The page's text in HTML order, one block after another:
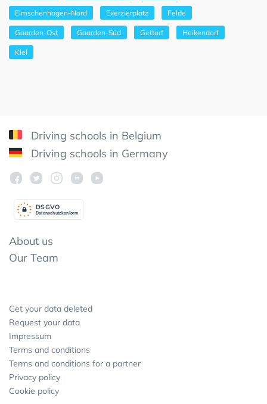
Elmschenhagen-Nord Exerzierplatz Felde
Gaarden-Ost Gaarden-Süd Gettorf Heikendorf
Kiel
Driving schools in Belgium
Driving schools in Germany
Datenschutzkonform
DSGVO
About us
Our Team
Get your data deleted
Request your data
Impressum
Terms and conditions
Terms and conditions for a partner
Privacy policy
Cookie policy